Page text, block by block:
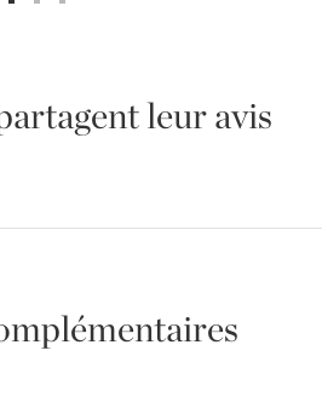
leur avis